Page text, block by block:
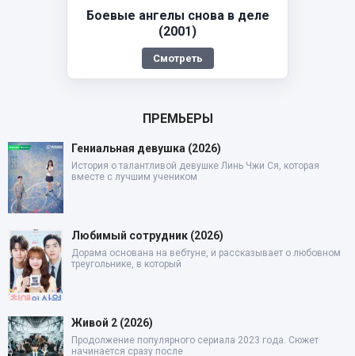
Боевые ангелы снова в деле
(2001)
Смотреть
ПРЕМЬЕРЫ
Гениальная девушка (2026)
История о талантливой девушке Линь Чжи Ся, которая
вместе с лучшим учеником
Любимый сотрудник (2026)
Дорама основана на вебтуне, и рассказывает о любовном
треугольнике, в который
Живой 2 (2026)
Продолжение популярного сериала 2023 года. Сюжет
начинается сразу после